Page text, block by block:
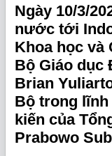
Ngày 10/3/
nước tới
Khoa học và
Bộ Giáo dục
Brian
Bộ trong
kiến của
Prabowo